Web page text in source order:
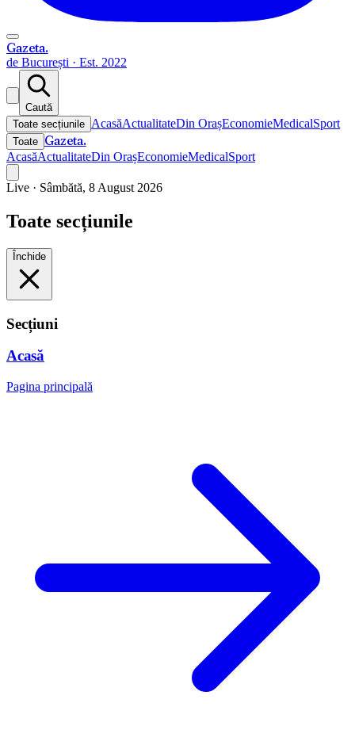
Gazeta.
de București · Est. 2022
Caută
Toate secțiunile AcasăActualitateDin OrașEconomieMedicalSport
Toate Gazeta.
AcasăActualitateDin OrașEconomieMedicalSport
Live · Sâmbătă, 8 August 2026
Toate secțiunile
Închide
Secțiuni
Acasă
Pagina principală